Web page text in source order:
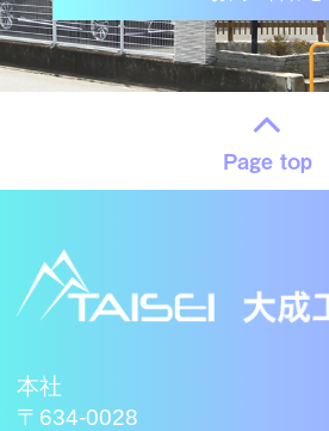
Page top
本社
〒634-0028